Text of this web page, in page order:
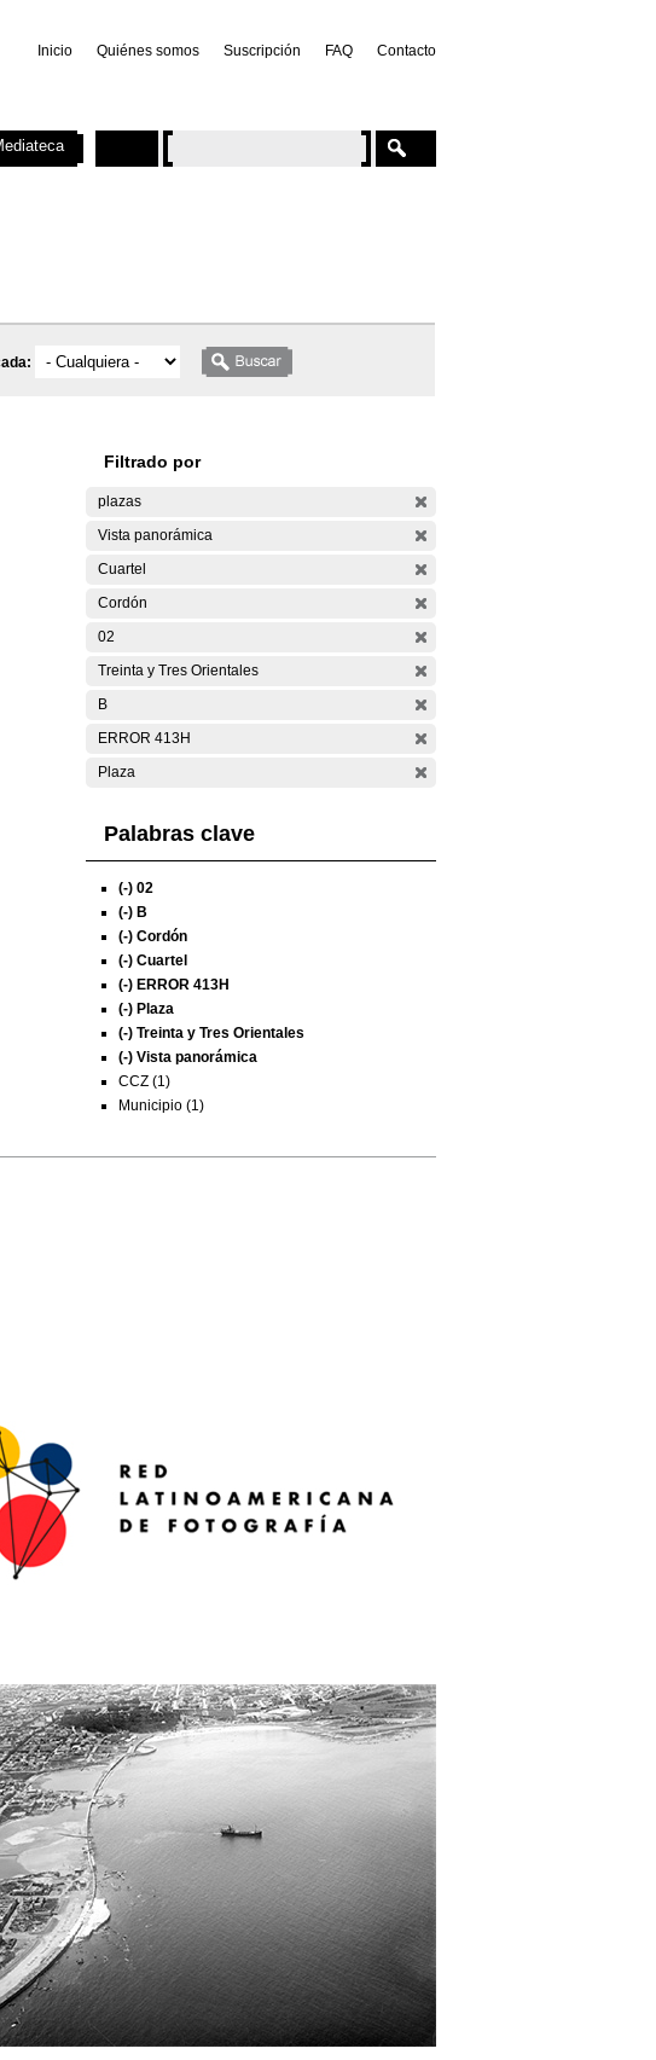
Inicio Quiénes somos Suscripción FAQ Contacto
Filtrado por
plazas
Vista panorámica
Cuartel
Cordón
02
Treinta y Tres Orientales
B
ERROR 413H
Plaza
Palabras clave
(-) 02
(-) B
(-) Cordón
(-) Cuartel
(-) ERROR 413H
(-) Plaza
(-) Treinta y Tres Orientales
(-) Vista panorámica
CCZ (1)
Municipio (1)